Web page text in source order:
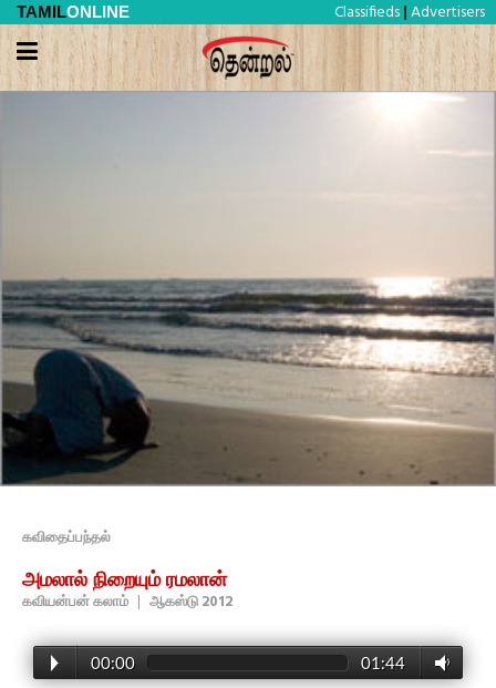
TAMILONLINE Classifieds | Advertisers
கவிதைப்பந்தல்
அமலால் நிறையும் ரமலான்
கவியன்பன் கலாம் | ஆகஸ்டு 2012
00:00 01:44